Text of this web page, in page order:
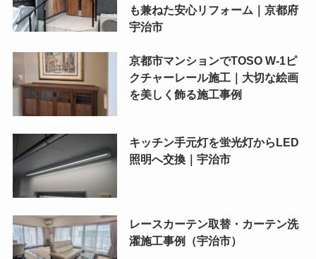
も兼ねた安心リフォーム｜京都府
宇治市
京都市マンションでTOSO W-1ピ
クチャーレール施工｜大切な絵画
を美しく飾る施工事例
キッチン手元灯を蛍光灯からLED
照明へ交換｜宇治市
レースカーテン取替・カーテン洗
濯施工事例（宇治市）